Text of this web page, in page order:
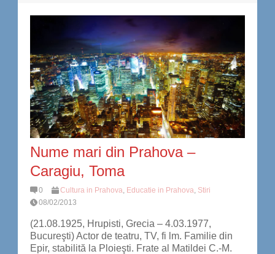
Nume mari din Prahova –
Caragiu, Toma
0 Cultura in Prahova, Educatie in Prahova, Stiri
08/02/2013
(21.08.1925, Hrupisti, Grecia – 4.03.1977,
Bucureşti) Actor de teatru, TV, fi lm. Familie din
Epir, stabilită la Ploieşti. Frate al Matildei C.-M.